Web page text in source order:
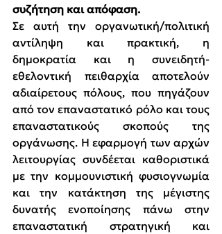
συζήτηση και απόφαση.
Σε αυτή την οργανωτική/πολιτική
αντίληψη και πρακτική, η
δημοκρατία και η συνειδητή-
εθελοντική πειθαρχία αποτελούν
αδιαίρετους πόλους, που πηγάζουν
από τον επαναστατικό ρόλο και τους
επαναστατικούς σκοπούς της
οργάνωσης. Η εφαρμογή των αρχών
λειτουργίας συνδέεται καθοριστικά
με την κομμουνιστική φυσιογνωμία
και την κατάκτηση της μέγιστης
δυνατής ενοποίησης πάνω στην
επαναστατική στρατηγική και